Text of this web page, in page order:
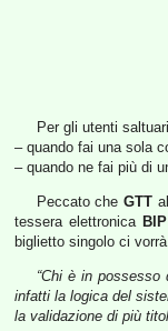
Per gli utenti
– quando fai una sola
– quando ne fai più di
Peccato che GTT
tessera elettronica BIP
biglietto singolo ci
“Chi è in
infatti la logica del
la validazione di più